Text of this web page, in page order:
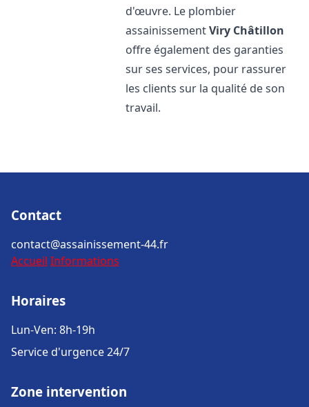
d'œuvre. Le plombier
assainissementViry Châtillon
offre également des garanties
sur ses services, pour rassurer
les clients sur la qualité de son
travail.
Contact
contact@assainissement-44.fr
Accueil Informations
Horaires
Lun-Ven: 8h-19h
Service d'urgence 24/7
Zone intervention